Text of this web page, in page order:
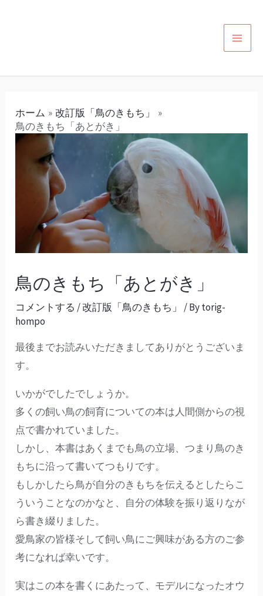
ホーム
改訂版「鳥のきもち」
鳥のきもち「あとがき」
鳥のきもち「あとがき」
コメントする /改訂版「鳥のきもち」 / Bytorig-
hompo
最後までお読みいただきましてありがとうございま
す。
いかがでしたでしょうか。
多くの飼い鳥の飼育についての本は人間側からの視
点で書かれていました。
しかし、本書はあくまでも鳥の立場、つまり鳥のき
もちに沿って書いてつもりです。
もしかしたら鳥が自分のきもちを伝えるとしたらこ
ういうことなのかなと、自分の体験を振り返りなが
ら書き綴りました。
愛鳥家の皆様そして飼い鳥にご興味がある方のご参
考になれば幸いです。
実はこの本を書くにあたって、モデルになったオウ